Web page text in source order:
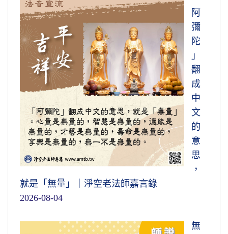
阿
彌
陀
」
翻
成
中
文
的
意
思
，
就是「無量」｜淨空老法師嘉言錄
2026-08-04
無